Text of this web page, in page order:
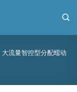
大流量智控型分配蠕动